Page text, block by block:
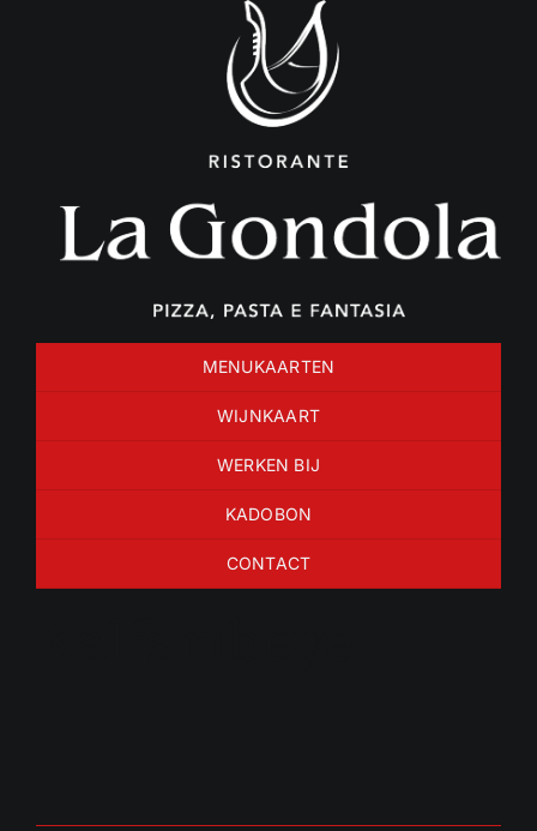
MENUKAARTEN
WIJNKAART
WERKEN BIJ
KADOBON
CONTACT